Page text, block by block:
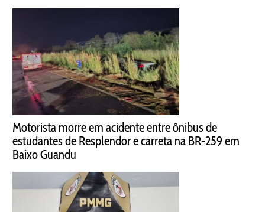
Motorista morre em acidente entre ônibus de
estudantes de Resplendor e carreta na BR-259 em
Baixo Guandu